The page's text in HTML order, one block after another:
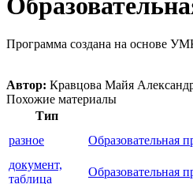
Программа создана на основе
Автор: Кравцова Майя
Похожие материалы
Тип
разное
Образовательная
документ,
таблица
Образовательная